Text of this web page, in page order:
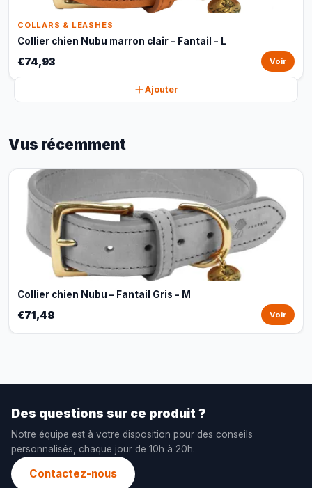
COLLARS & LEASHES
Collier chien Nubu marron clair – Fantail - L
€74,93 Voir
Ajouter
Vus récemment
Collier chien Nubu – Fantail Gris - M
€71,48 Voir
Des questions sur ce produit ?
Notre équipe est à votre disposition pour des conseils
personnalisés, chaque jour de 10h à 20h.
Contactez-nous